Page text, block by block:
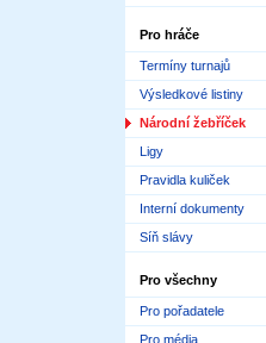
Pro hráče
Termíny turnajů
Výsledkové listiny
Národní žebříček
Ligy
Pravidla kuliček
Interní dokumenty
Síň slávy
Pro všechny
Pro pořadatele
Pro média